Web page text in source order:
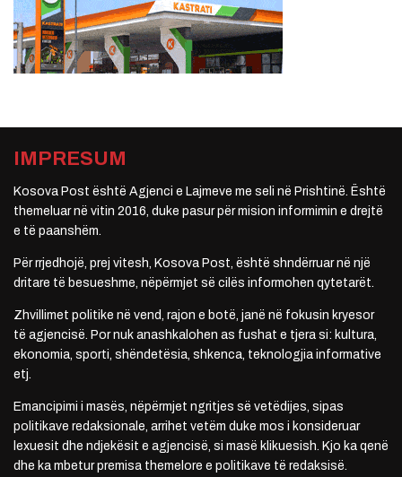
IMPRESUM
Kosova Post është Agjenci e Lajmeve me seli në Prishtinë. Është
themeluar në vitin 2016, duke pasur për mision informimin e drejtë
e të paanshëm.
Për rrjedhojë, prej vitesh, Kosova Post, është shndërruar në një
dritare të besueshme, nëpërmjet së cilës informohen qytetarët.
Zhvillimet politike në vend, rajon e botë, janë në fokusin kryesor
të agjencisë. Por nuk anashkalohen as fushat e tjera si: kultura,
ekonomia, sporti, shëndetësia, shkenca, teknologjia informative
etj.
Emancipimi i masës, nëpërmjet ngritjes së vetëdijes, sipas
politikave redaksionale, arrihet vetëm duke mos i konsideruar
lexuesit dhe ndjekësit e agjencisë, si masë klikuesish. Kjo ka qenë
dhe ka mbetur premisa themelore e politikave të redaksisë.